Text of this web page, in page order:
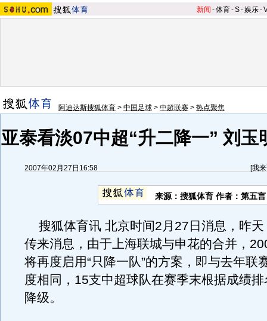
新闻 -体育-S-娱乐-
阿迪达斯搜狐体育 > 中国足球 > 中超联赛 > 热点聚焦
亚泰看淡07中超“升二降一” 刘玉
2007年02月27日16:58 [我
来源：搜狐体育 作者：第五言
搜狐体育讯 北京时间2月27日消息，昨天
传来消息，由于上海联城与申花的合并，
将再度启用“只降一队”的方案，即与去年联
度相同，15支中超球队在赛季末根据成绩
降级。